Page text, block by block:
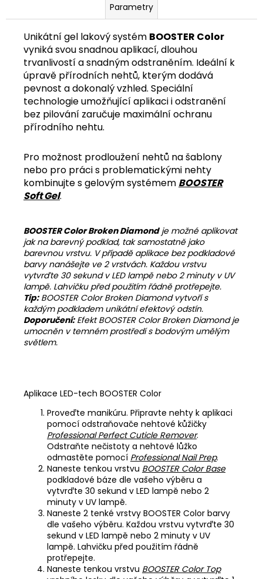
Parametry
Unikátní gel lakový systém BOOSTER Color
vyniká svou snadnou aplikací, dlouhou
trvanlivostí a snadným odstraněním. Ideální k
úpravě přírodních nehtů, kterým dodává
pevnost a dokonalý vzhled. Speciální
technologie umožňující aplikaci i odstranění
bez pilování zaručuje maximální ochranu
přírodního nehtu.
Pro možnost prodloužení nehtů na šablony
nebo pro práci s problematickými nehty
kombinujte s gelovým systémem BOOSTER
Soft Gel.
BOOSTER Color Broken Diamondje možné aplikovat
jak na barevný podklad, tak samostatně jako
barevnou vrstvu. V případě aplikace bez podkladové
barvy nanášejte ve 2 vrstvách. Každou vrstvu
vytvrďte 30 sekund v LED lampě nebo 2 minuty v UV
lampě. Lahvičku před použitím řádně protřepejte.
Tip:BOOSTER Color Broken Diamond vytvoří s
každým podkladem unikátní efektový odstín.
Doporučení:Efekt BOOSTER Color Broken Diamond je
umocněn v temném prostředí s bodovým umělým
světlem.
Aplikace LED-tech BOOSTER Color
Proveďte manikúru. Připravte nehty k aplikaci
pomocí odstraňovače nehtové kůžičky
Professional Perfect Cuticle Remover.
Odstraňte nečistoty a nehtové lůžko
odmastěte pomocí Professional Nail Prep.
Naneste tenkou vrstvu BOOSTER Color Base
podkladové báze dle vašeho výběru a
vytvrďte 30 sekund v LED lampě nebo 2
minuty v UV lampě.
Naneste 2 tenké vrstvy BOOSTER Color barvy
dle vašeho výběru. Každou vrstvu vytvrďte 30
sekund v LED lampě nebo 2 minuty v UV
lampě. Lahvičku před použitím řádně
protřepejte.
Naneste tenkou vrstvu BOOSTER Color Top